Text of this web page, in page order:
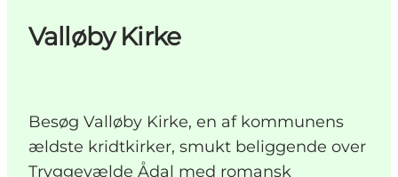
Valløby Kirke
Besøg Valløby Kirke, en af kommunens
ældste kridtkirker, smukt beliggende over
Tryggevælde Ådal med romansk